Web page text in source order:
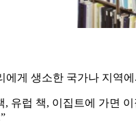
게 생소한 국가나 지역
유럽 책, 이집트에 가면